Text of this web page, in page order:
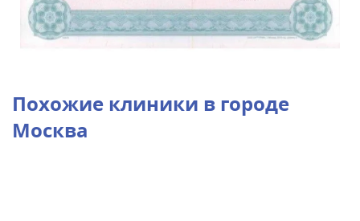
Похожие клиники в городе
Москва